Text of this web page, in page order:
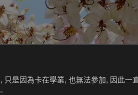
是因為卡在學業, 也無法參加, 因此一